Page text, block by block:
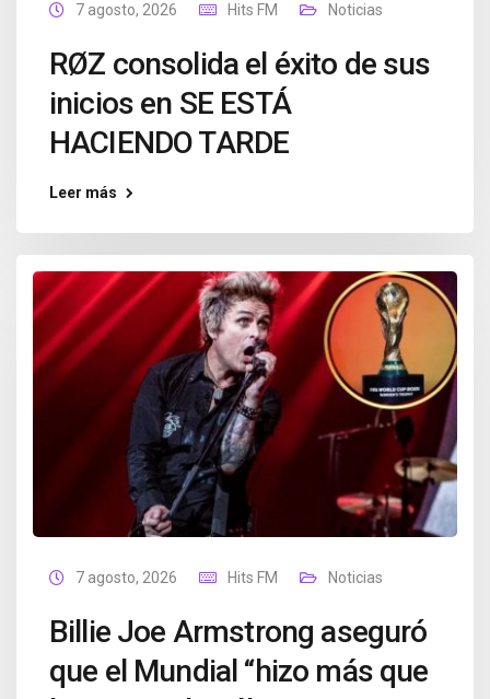
7 agosto, 2026 Hits FM Noticias
RØZ consolida el éxito de sus
inicios en SE ESTÁ
HACIENDO TARDE
Leer más
7 agosto, 2026 Hits FM Noticias
Billie Joe Armstrong aseguró
que el Mundial “hizo más que